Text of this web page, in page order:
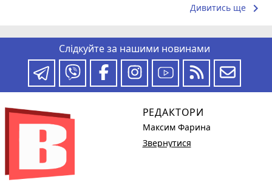
Дивитись ще keyboard_arrow_right
Слідкуйте за нашими новинами
РЕДАКТОРИ
Максим Фарина
Звернутися